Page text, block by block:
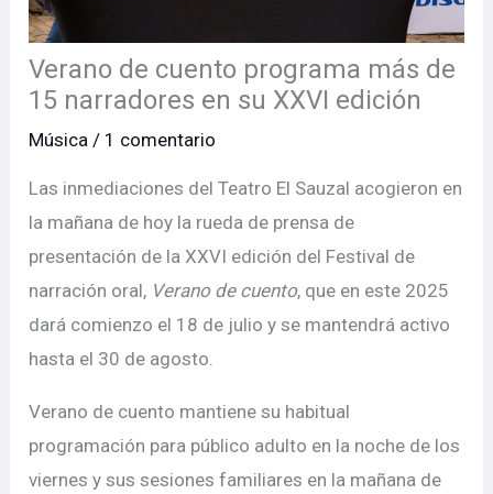
Verano de cuento programa más de
15 narradores en su XXVI edición
Música / 1 comentario
Las inmediaciones del Teatro El Sauzal acogieron en
la mañana de hoy la rueda de prensa de
presentación de la XXVI edición del Festival de
narración oral, Verano de cuento, que en este 2025
dará comienzo el 18 de julio y se mantendrá activo
hasta el 30 de agosto.
Verano de cuento mantiene su habitual
programación para público adulto en la noche de los
viernes y sus sesiones familiares en la mañana de